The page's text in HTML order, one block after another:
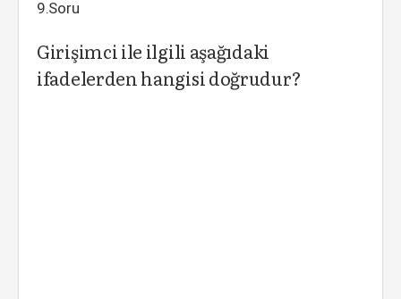
9.Soru
Girişimci ile ilgili aşağıdaki
ifadelerden hangisi doğrudur?